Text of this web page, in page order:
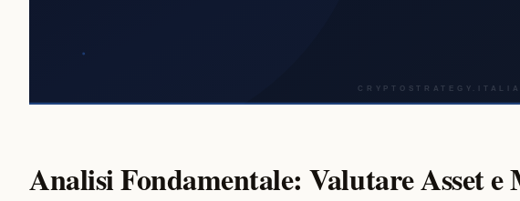
Analisi Fondamentale: Valutare Asset